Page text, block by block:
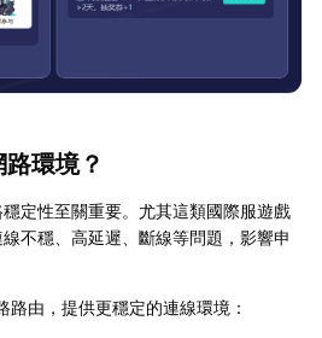
環境？
定性至關重要。尤其這類國際服遊戲
不穩、高延遲、斷線等問題，影響申
路由，提供更穩定的連線環境：